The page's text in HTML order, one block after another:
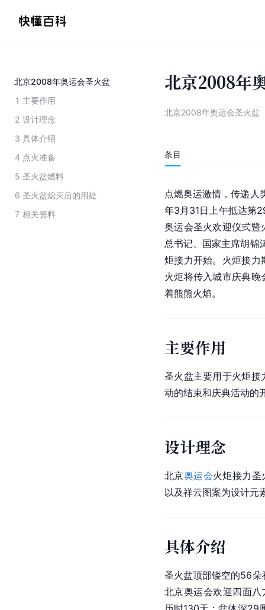
北京2008年奥运会圣火盆
1 主要作用
2 设计理念
3 具体介绍
4 点火准备
5 圣火盆燃料
6 圣火盆熄灭后的用处
7 相关资料
北京2008年
北京2008年奥运会圣火盆
条目
点燃奥运激情，传递
年3月31日上午抵达第
奥运会圣火欢迎仪式暨
总书记、国家主席胡锦
炬接力开始。火炬接力
火炬将传入城市庆典
着熊熊火焰。
主要作用
圣火盆主要用于火炬接
动的结束和庆典活动的
设计理念
北京奥运会火炬接力
以及祥云图案为设计元
具体介绍
圣火盆顶部镂空的56
北京奥运会欢迎四面